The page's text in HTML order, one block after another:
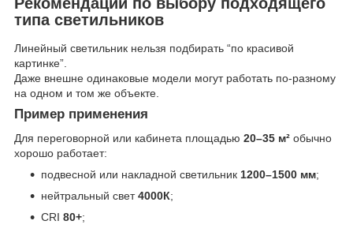
Рекомендации по выбору подходящего
типа светильников
Линейный светильник нельзя подбирать “по красивой
картинке”.
Даже внешне одинаковые модели могут работать по-разному
на одном и том же объекте.
Пример применения
Для переговорной или кабинета площадью 20–35 м² обычно
хорошо работает:
подвесной или накладной светильник 1200–1500 мм;
нейтральный свет4000К;
CRI 80+;